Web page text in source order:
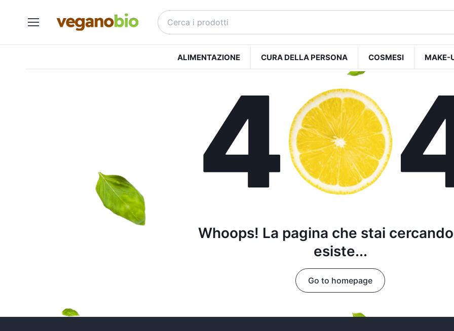
ALIMENTAZIONE CURA DELLA PERSONA COSMESI MAKE-
Whoops! La pagina che stai
esiste...
Go to homepage